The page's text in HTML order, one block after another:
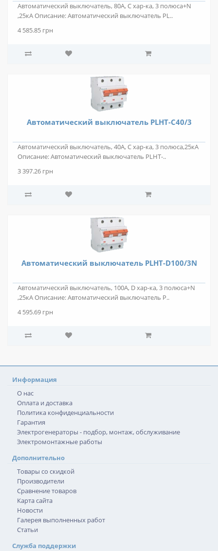
Автоматический выключатель, 80А, C хар-ка, 3 полюса+N
,25кА Описание: Автоматический выключатель PL..
4 585.85 грн
Автоматический выключатель PLHT-C40/3
Автоматический выключатель, 40А, С хар-ка, 3 полюса,25кА
Описание: Автоматический выключатель PLHT-..
3 397.26 грн
Автоматический выключатель PLHT-D100/3N
Автоматический выключатель, 100А, D хар-ка, 3 полюса+N
,25кА Описание: Автоматический выключатель P..
4 595.69 грн
Информация
О нас
Оплата и доставка
Политика конфиденциальности
Гарантия
Электрогенераторы - подбор, монтаж, обслуживание
Электромонтажные работы
Дополнительно
Товары со скидкой
Производители
Сравнение товаров
Карта сайта
Новости
Галерея выполненных работ
Статьи
Служба поддержки